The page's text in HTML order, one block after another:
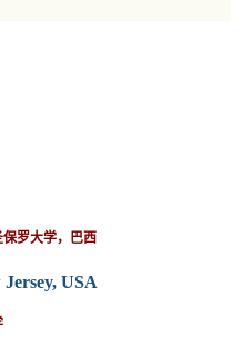
保罗大学，巴西
USA